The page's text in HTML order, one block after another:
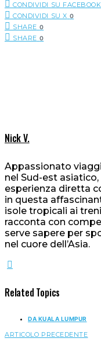
CONDIVIDI SU FACEBOOK
CONDIVIDI SU X 0
SHARE 0
SHARE 0
Nick V.
Appassionato
nel Sud-est
esperienza diretta
in questa
isole tropicali ai
racconta con
serve sapere per
nel cuore dell’Asia.
Related Topics
DA KUALA LUMPUR
ARTICOLO PRECEDENTE